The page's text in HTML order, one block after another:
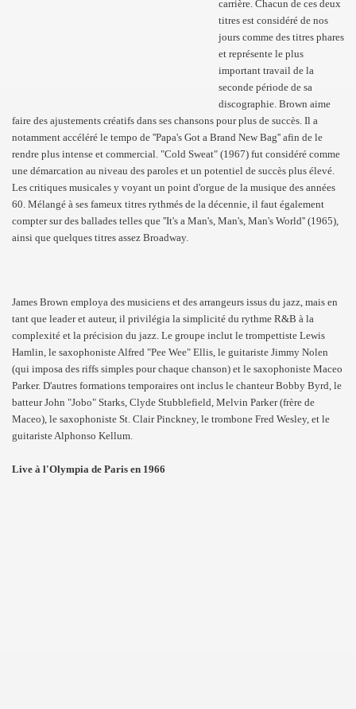
carrière. Chacun de ces deux
titres est considéré de nos
jours comme des titres phares
et représente le plus
important travail de la
seconde période de sa
discographie. Brown aime
faire des ajustements créatifs dans ses chansons pour plus de succès. Il a
notamment accéléré le tempo de ''Papa's Got a Brand New Bag'' afin de le
rendre plus intense et commercial. "Cold Sweat" (1967) fut considéré comme
une démarcation au niveau des paroles et un potentiel de succès plus élevé.
Les critiques musicales y voyant un point d'orgue de la musique des années
60. Mélangé à ses fameux titres rythmés de la décennie, il faut également
compter sur des ballades telles que ''It's a Man's, Man's, Man's World'' (1965),
ainsi que quelques titres assez Broadway.
James Brown employa des musiciens et des arrangeurs issus du jazz, mais en
tant que leader et auteur, il privilégia la simplicité du rythme R&B à la
complexité et la précision du jazz. Le groupe inclut le trompettiste Lewis
Hamlin, le saxophoniste Alfred "Pee Wee" Ellis, le guitariste Jimmy Nolen
(qui imposa des riffs simples pour chaque chanson) et le saxophoniste Maceo
Parker. D'autres formations temporaires ont inclus le chanteur Bobby Byrd, le
batteur John "Jobo" Starks, Clyde Stubblefield, Melvin Parker (frère de
Maceo), le saxophoniste St. Clair Pinckney, le trombone Fred Wesley, et le
guitariste Alphonso Kellum.
Live à l'Olympia de Paris en 1966